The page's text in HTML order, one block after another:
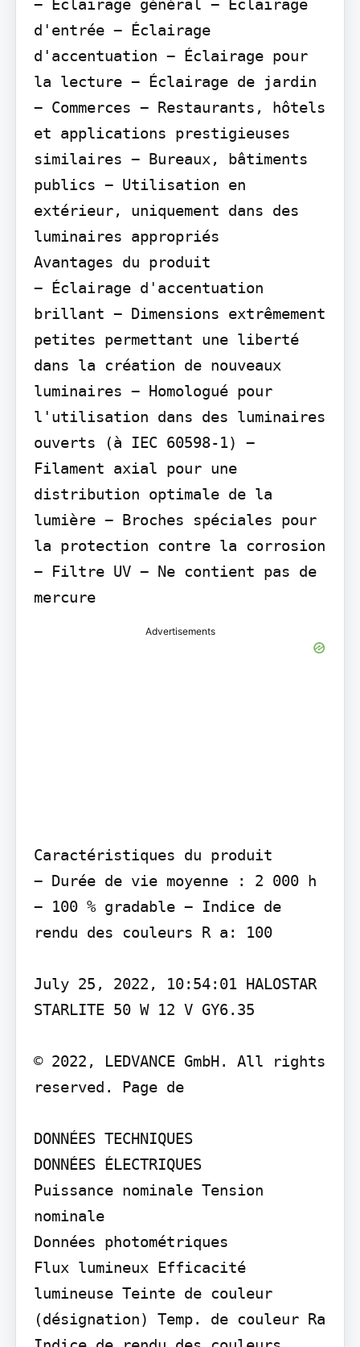
− Éclairage général − Éclairage
d'entrée − Éclairage
d'accentuation − Éclairage pour
la lecture − Éclairage de jardin
− Commerces − Restaurants, hôtels
et applications prestigieuses
similaires − Bureaux, bâtiments
publics − Utilisation en
extérieur, uniquement dans des
luminaires appropriés
Avantages du produit
− Éclairage d'accentuation
brillant − Dimensions extrêmement
petites permettant une liberté
dans la création de nouveaux
luminaires − Homologué pour
l'utilisation dans des luminaires
ouverts (à IEC 60598-1) −
Filament axial pour une
distribution optimale de la
lumière − Broches spéciales pour
la protection contre la corrosion
− Filtre UV − Ne contient pas de
mercure
Advertisements
Caractéristiques du produit
− Durée de vie moyenne : 2 000 h
− 100 % gradable − Indice de
rendu des couleurs R a: 100
July 25, 2022, 10:54:01 HALOSTAR
STARLITE 50 W 12 V GY6.35
© 2022, LEDVANCE GmbH. All rights
reserved. Page de
DONNÉES TECHNIQUES
DONNÉES ÉLECTRIQUES
Puissance nominale Tension
nominale
Données photométriques
Flux lumineux Efficacité
lumineuse Teinte de couleur
(désignation) Temp. de couleur Ra